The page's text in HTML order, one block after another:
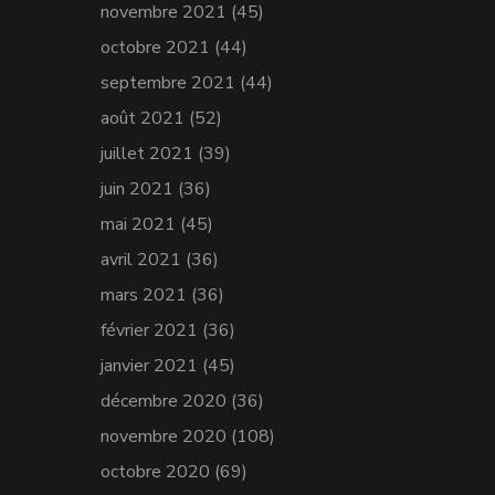
novembre 2021 (45)
octobre 2021 (44)
septembre 2021 (44)
août 2021 (52)
juillet 2021 (39)
juin 2021 (36)
mai 2021 (45)
avril 2021 (36)
mars 2021 (36)
février 2021 (36)
janvier 2021 (45)
décembre 2020 (36)
novembre 2020 (108)
octobre 2020 (69)